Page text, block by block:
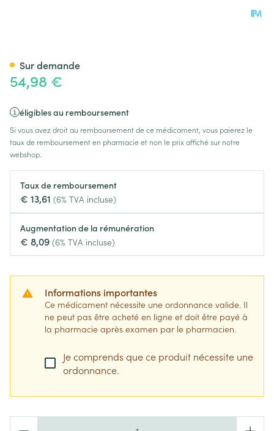
54,98 €
éligibles au remboursement
Si vous avez droit au remboursement de ce médicament, vous paierez le
taux de remboursement en pharmacie et non le prix affiché sur notre
webshop.
Taux de remboursement
€ 13,61 (6% TVA incluse)
Augmentation de la rémunération
€ 8,09 (6% TVA incluse)
Informations importantes
Ce médicament nécessite une ordonnance valide. Il
ne peut pas être acheté en ligne et doit être payé à
la pharmacie après examen par le pharmacien.
Je comprends que ce produit nécessite une
ordonnance.
Sur demande